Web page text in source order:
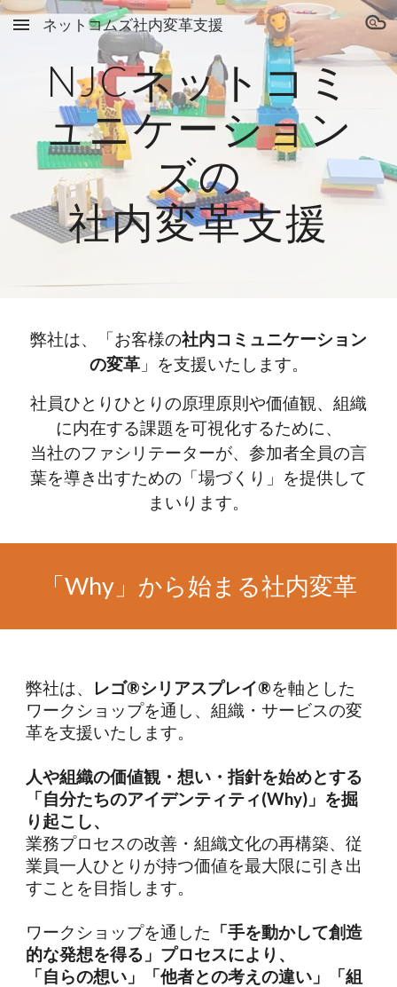
Skip to main content Skip to navigation
ネットコムズ社内変革支援
NJCネットコミ
ュニケーション
ズの
社内変革支援
弊社は、「お客様の社内コミュニケーション
の変革」を支援いたします。
社員ひとりひとりの原理原則や価値観、組織
に内在する課題を可視化するために、
当社のファシリテーターが、参加者全員の言
葉を導き出すための「場づくり」を提供して
まいります。
「Why」から始まる社内変革
弊社は、 レゴ®︎シリアスプレイ®︎を軸とした
ワークショップを通し、組織・サービスの変
革を支援いたします。
人や組織の価値観・想い・指針を始めとする
「自分たちのアイデンティティ(Why)」を掘
り起こし、
業務プロセスの改善・組織文化の再構築、従
業員一人ひとりが持つ価値を最大限に引き出
すことを目指します。
ワークショップを通した 「手を動かして創造
的な発想を得る」 プロセスにより 、
「自らの想い 」「他者との考えの違い」「組